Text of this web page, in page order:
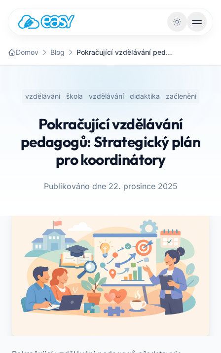
Domov Blog Pokračující vzdělávání pedagogů: Strategický plán pro koordinátory
vzdělávání škola vzdělávání didaktika začlenění
Pokračující vzdělávání
pedagogů: Strategický plán
pro koordinátory
Publikováno dne 22. prosince 2025